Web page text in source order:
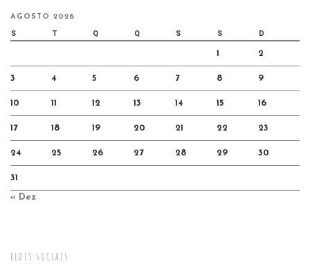
AGOSTO 2026
S T Q Q S S D
1 2
3 4 5 6 7 8 9
10 11 12 13 14 15 16
17 18 19 20 21 22 23
24 25 26 27 28 29 30
31
« Dez
REDES SOCIAIS